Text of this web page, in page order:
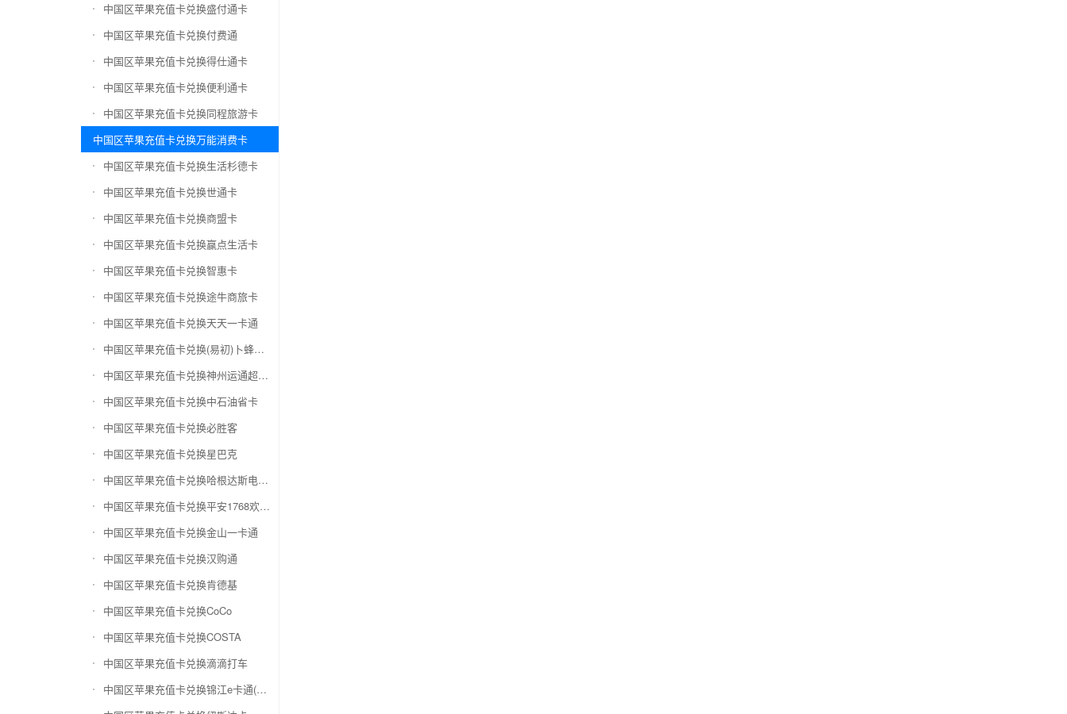
中国区苹果充值卡兑换盛付通卡
中国区苹果充值卡兑换付费通
中国区苹果充值卡兑换得仕通卡
中国区苹果充值卡兑换便利通卡
中国区苹果充值卡兑换同程旅游卡
中国区苹果充值卡兑换万能消费卡
中国区苹果充值卡兑换生活杉德卡
中国区苹果充值卡兑换世通卡
中国区苹果充值卡兑换商盟卡
中国区苹果充值卡兑换赢点生活卡
中国区苹果充值卡兑换智惠卡
中国区苹果充值卡兑换途牛商旅卡
中国区苹果充值卡兑换天天一卡通
中国区苹果充值卡兑换(易初)卜蜂莲花礼品卡
中国区苹果充值卡兑换神州运通超级卡(运通网购卡)
中国区苹果充值卡兑换中石油省卡
中国区苹果充值卡兑换必胜客
中国区苹果充值卡兑换星巴克
中国区苹果充值卡兑换哈根达斯电子券
中国区苹果充值卡兑换平安1768欢乐豆
中国区苹果充值卡兑换金山一卡通
中国区苹果充值卡兑换汉购通
中国区苹果充值卡兑换肯德基
中国区苹果充值卡兑换CoCo
中国区苹果充值卡兑换COSTA
中国区苹果充值卡兑换滴滴打车
中国区苹果充值卡兑换锦江e卡通(锦江一卡通)